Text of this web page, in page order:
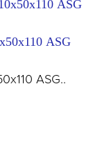
ASG
ASG..